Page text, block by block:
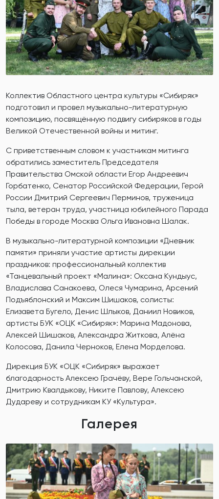
Коллектив Областного центра культуры «Сибиряк»
подготовил и провел музыкально-литературную
композицию, посвящённую подвигу сибиряков в годы
Великой Отечественной войны и митинг.
С приветственным словом к участникам митинга
обратились заместитель Председателя
Правительства Омской области Егор Андреевич
Горбатенко, Сенатор Российской Федерации, Герой
России Дмитрий Сергеевич Перминов, труженица
тыла, ветеран труда, участница юбилейного Парада
Победы в городе Москва Ольга Ивановна Шалак.
В музыкально-литературной композиции «Дневник
памяти» приняли участие артисты дирекции
праздников: профессиональный коллектив
«Танцевальный проект «Малина»: Оксана Кундыус,
Владислава Санакоева, Олеся Чумарина, Арсений
Подъяблонский и Максим Шишаков, солисты:
Елизавета Бугело, Денис Шлыков, Даниил Новиков,
артисты БУК «ОЦК «Сибиряк»: Марина Мадонова,
Алексей Шишаков, Александра Житкова, Алёна
Колосова, Данила Черноков, Елена Морделова.
Дирекция БУК «ОЦК «Сибиряк» выражает
благодарность Алексею Грачёву, Вере Гольчанской,
Дмитрию Квалдыкову, Никите Павлову, Алексею
Дудареву и сотрудникам КУ «Культура».
Галерея